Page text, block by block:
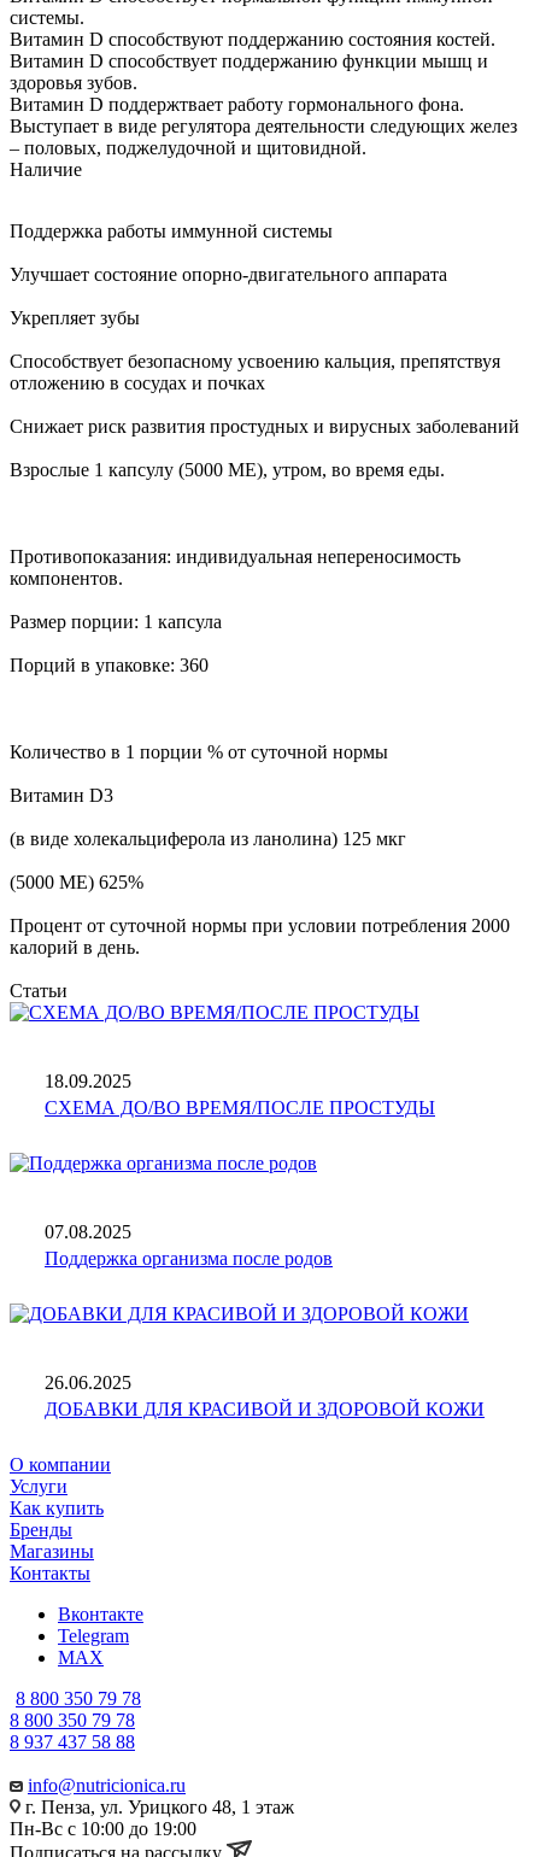
системы.
Витамин D способствуют поддержанию состояния костей.
Витамин D способствует поддержанию функции мышц и
здоровья зубов.
Витамин D поддержтвает работу гормонального фона.
Выступает в виде регулятора деятельности следующих желез
– половых, поджелудочной и щитовидной.
Наличие
Поддержка работы иммунной системы
Улучшает состояние опорно-двигательного аппарата
Укрепляет зубы
Способствует безопасному усвоению кальция, препятствуя
отложению в сосудах и почках
Снижает риск развития простудных и вирусных заболеваний
Взрослые 1 капсулу (5000 МЕ), утром, во время еды.
Противопоказания: индивидуальная непереносимость
компонентов.
Размер порции: 1 капсула
Порций в упаковке: 360
Количество в 1 порции % от суточной нормы
Витамин D3
(в виде холекальциферола из ланолина) 125 мкг
(5000 МЕ) 625%
Процент от суточной нормы при условии потребления 2000
калорий в день.
Статьи
18.09.2025
СХЕМА ДО/ВО ВРЕМЯ/ПОСЛЕ ПРОСТУДЫ
07.08.2025
Поддержка организма после родов
26.06.2025
ДОБАВКИ ДЛЯ КРАСИВОЙ И ЗДОРОВОЙ КОЖИ
О компании
Услуги
Как купить
Бренды
Магазины
Контакты
Вконтакте
Telegram
MAX
8 800 350 79 78
8 800 350 79 78
8 937 437 58 88
info@nutricionica.ru
г. Пенза, ул. Урицкого 48, 1 этаж
Пн-Вс с 10:00 до 19:00